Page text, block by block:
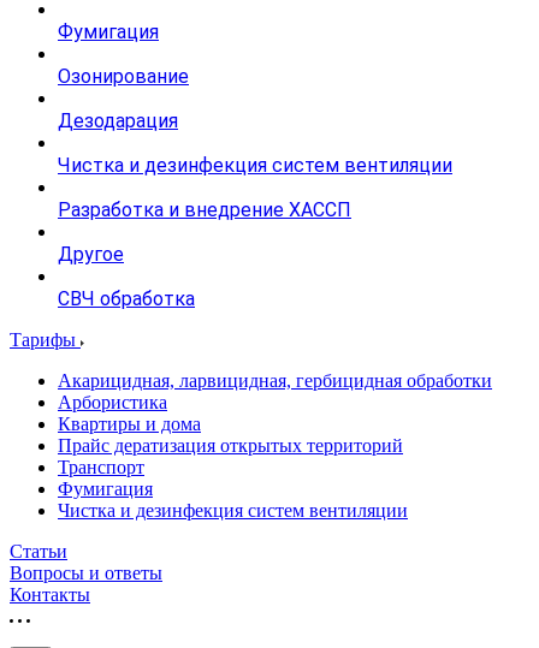
Фумигация
Озонирование
Дезодарация
Чистка и дезинфекция систем вентиляции
Разработка и внедрение ХАССП
Другое
СВЧ обработка
Тарифы
Акарицидная, ларвицидная, гербицидная обработки
Арбористика
Квартиры и дома
Прайс дератизация открытых территорий
Транспорт
Фумигация
Чистка и дезинфекция систем вентиляции
Статьи
Вопросы и ответы
Контакты